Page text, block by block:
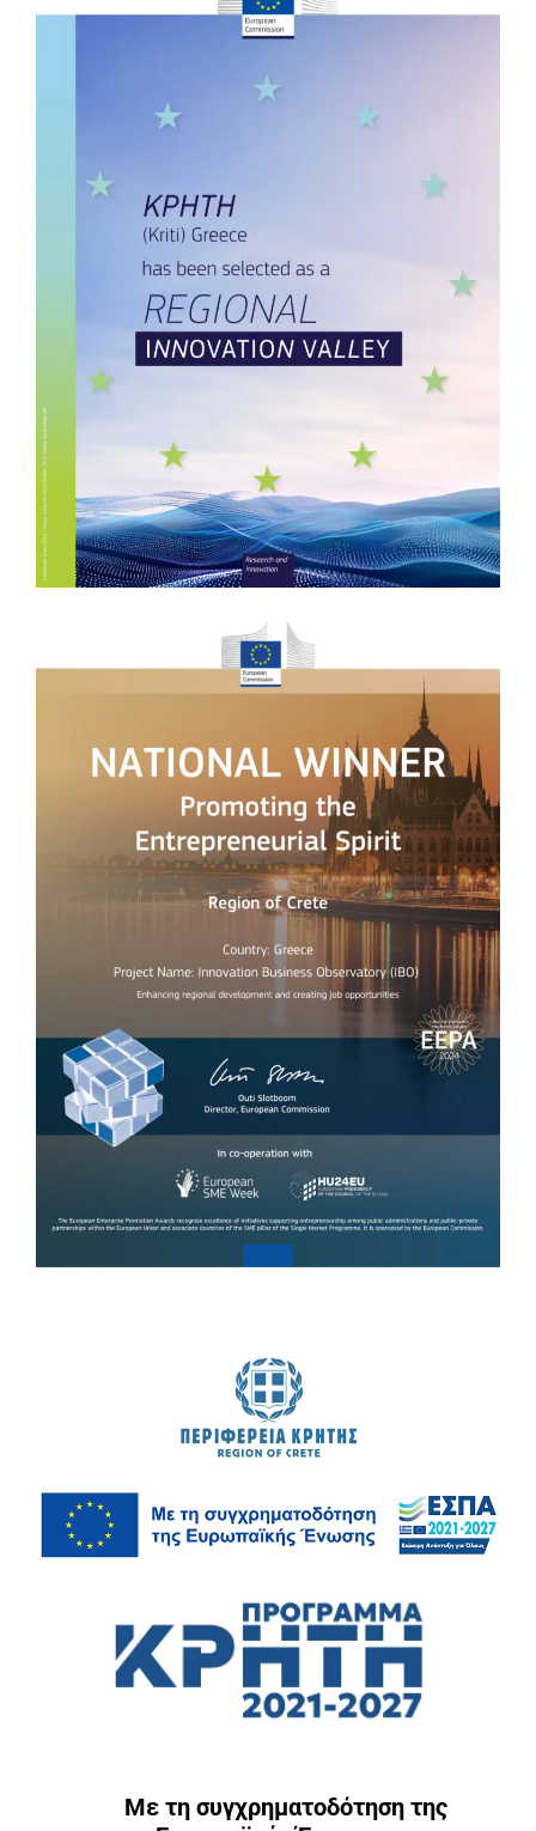
Με τη συγχρηματοδότηση της